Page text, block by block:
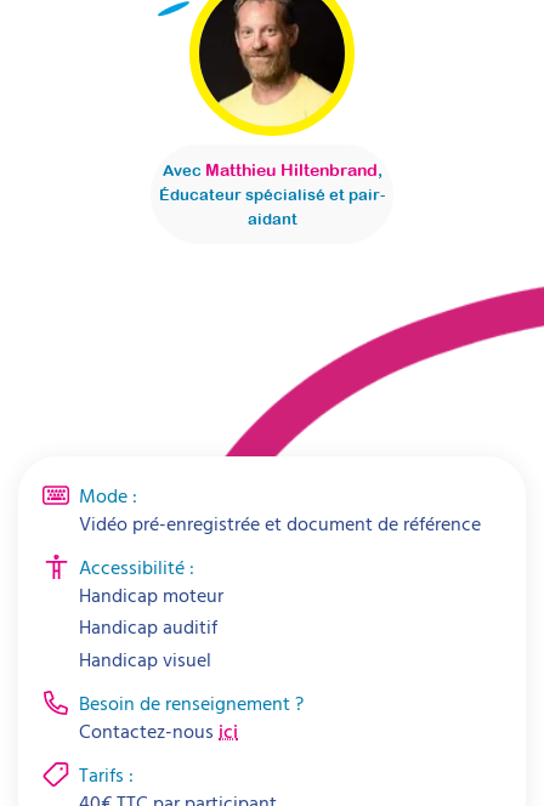
Avec Matthieu Hiltenbrand,
Éducateur spécialisé et pair-
aidant
Mode :
Vidéo pré-enregistrée et document de référence
Accessibilité :
Handicap moteur
Handicap auditif
Handicap visuel
Besoin de renseignement ?
Contactez-nous ici
Tarifs :